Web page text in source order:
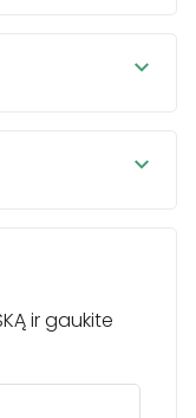
ir gaukite